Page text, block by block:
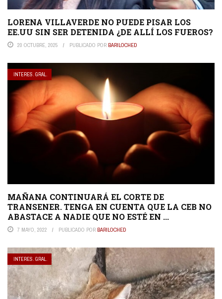
LORENA VILLAVERDE NO PUEDE PISAR LOS
EE.UU SIN SER DETENIDA ¿DE ALLÍ LOS FUEROS?
20 OCTUBRE, 2025 PUBLICADO POR BARILOCHED
INTERES. GRAL.
MAÑANA CONTINUARÁ EL CORTE DE
TRANSENER. TENGA EN CUENTA QUE LA CEB NO
ABASTACE A NADIE QUE NO ESTÉ EN ...
7 MAYO, 2022 PUBLICADO POR BARILOCHED
INTERES. GRAL.